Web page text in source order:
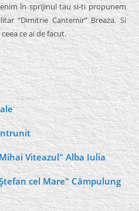
în sprijinul tau si-ti propunem
“Dimitrie Cantemir” Breaza. Si
ce ai de facut.
Viteazul" Alba Iulia
cel Mare" Câmpulung